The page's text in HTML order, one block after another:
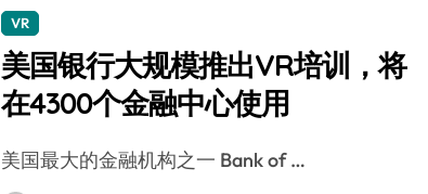
VR
美国银行大规模推出VR培训，将
在4300个金融中心使用
美国最大的金融机构之一 Bank of …